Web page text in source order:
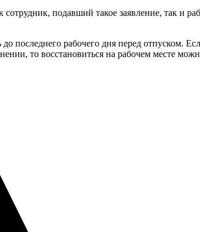
подавший такое заявление, так и
последнего рабочего дня перед отпуском.
то восстановиться на рабочем месте